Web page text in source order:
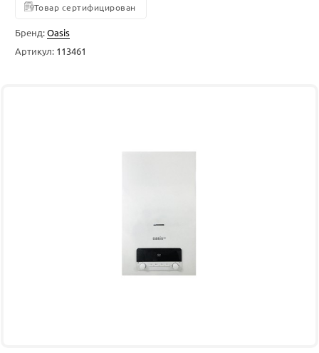
Товар сертифицирован
Бренд:Oasis
Артикул: 113461